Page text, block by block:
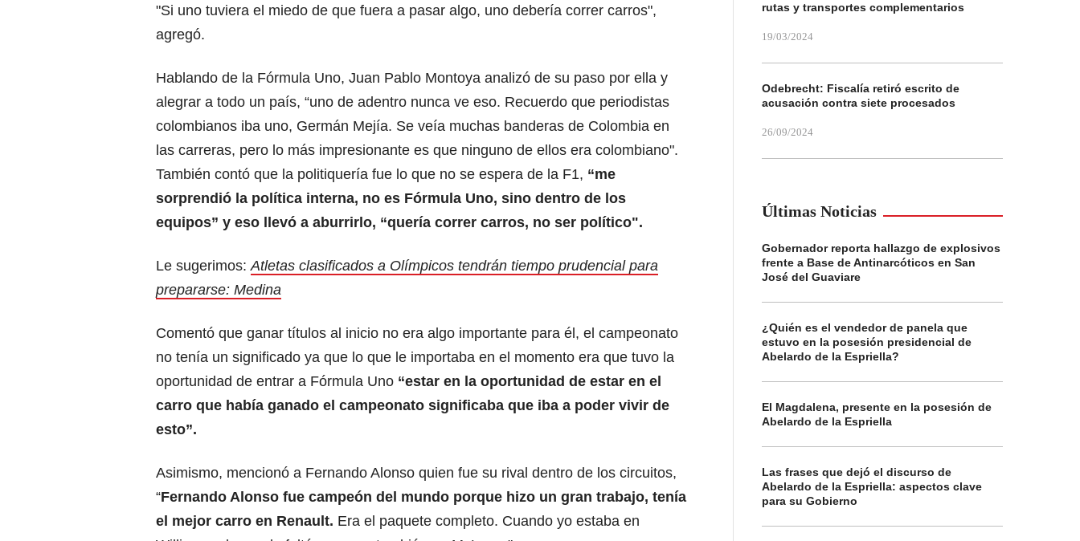
"Si uno tuviera el miedo de que fuera a pasar algo, uno debería correr carros",
agregó.
Hablando de la Fórmula Uno, Juan Pablo Montoya analizó de su paso por ella y
alegrar a todo un país, “uno de adentro nunca ve eso. Recuerdo que periodistas
colombianos iba uno, Germán Mejía. Se veía muchas banderas de Colombia en
las carreras, pero lo más impresionante es que ninguno de ellos era colombiano".
También contó que la politiquería fue lo que no se espera de la F1, “me
sorprendió la política interna, no es Fórmula Uno, sino dentro de los
equipos” y eso llevó a aburrirlo, “quería correr carros, no ser político".
Le sugerimos:Atletas clasificados a Olímpicos tendrán tiempo prudencial para
prepararse: Medina
Comentó que ganar títulos al inicio no era algo importante para él, el campeonato
no tenía un significado ya que lo que le importaba en el momento era que tuvo la
oportunidad de entrar a Fórmula Uno “estar en la oportunidad de estar en el
carro que había ganado el campeonato significaba que iba a poder vivir de
esto”.
Asimismo, mencionó a Fernando Alonso quien fue su rival dentro de los circuitos,
“Fernando Alonso fue campeón del mundo porque hizo un gran trabajo, tenía
el mejor carro en Renault. Era el paquete completo. Cuando yo estaba en
rutas y transportes complementarios
19/03/2024
Odebrecht: Fiscalía retiró escrito de
acusación contra siete procesados
26/09/2024
Últimas Noticias
Gobernador reporta hallazgo de explosivos
frente a Base de Antinarcóticos en San
José del Guaviare
¿Quién es el vendedor de panela que
estuvo en la posesión presidencial de
Abelardo de la Espriella?
El Magdalena, presente en la posesión de
Abelardo de la Espriella
Las frases que dejó el discurso de
Abelardo de la Espriella: aspectos clave
para su Gobierno